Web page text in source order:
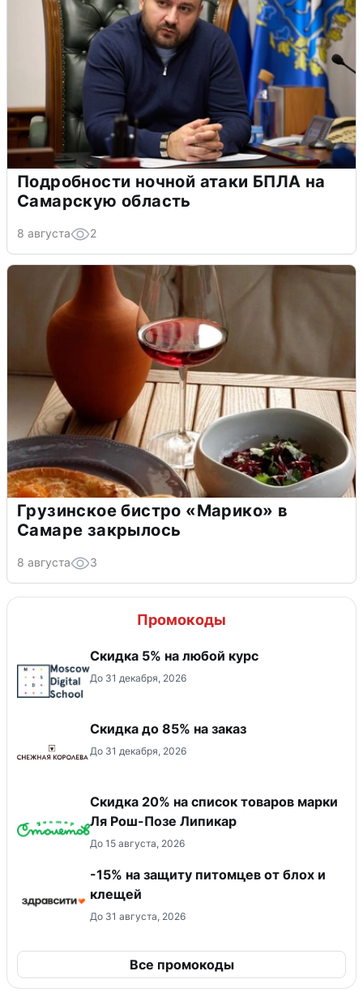
Подробности ночной атаки БПЛА на
Самарскую область
8 августа 2
Грузинское бистро «Марико» в
Самаре закрылось
8 августа 3
Промокоды
Скидка 5% на любой курс
До 31 декабря, 2026
Скидка до 85% на заказ
До 31 декабря, 2026
Скидка 20% на список товаров марки
Ля Рош-Позе Липикар
До 15 августа, 2026
-15% на защиту питомцев от блох и
клещей
До 31 августа, 2026
Все промокоды